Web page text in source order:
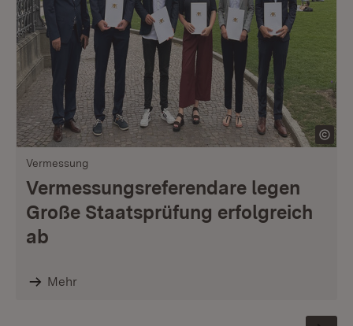
Vermessung
Vermessungsreferendare legen
Große Staatsprüfung erfolgreich
ab
Mehr